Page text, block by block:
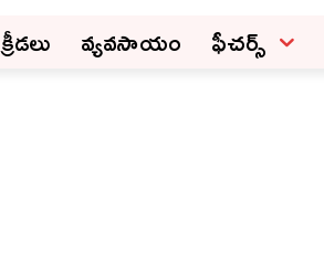
క్రీడలు వ్యవసాయం ఫీచ‌ర్స్ ‌